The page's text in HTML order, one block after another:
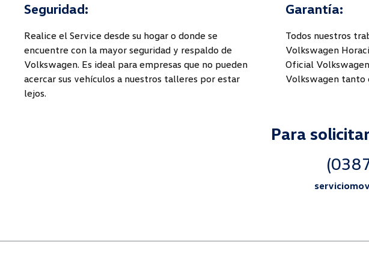
Seguridad:
Realice el Service desde su hogar o donde se
encuentre con la mayor seguridad y respaldo de
Volkswagen. Es ideal para empresas que no pueden
acercar sus vehículos a nuestros talleres por estar
lejos.
Garantía:
Todos nuestros
Volkswagen
Oficial
Volkswagen tanto
Para